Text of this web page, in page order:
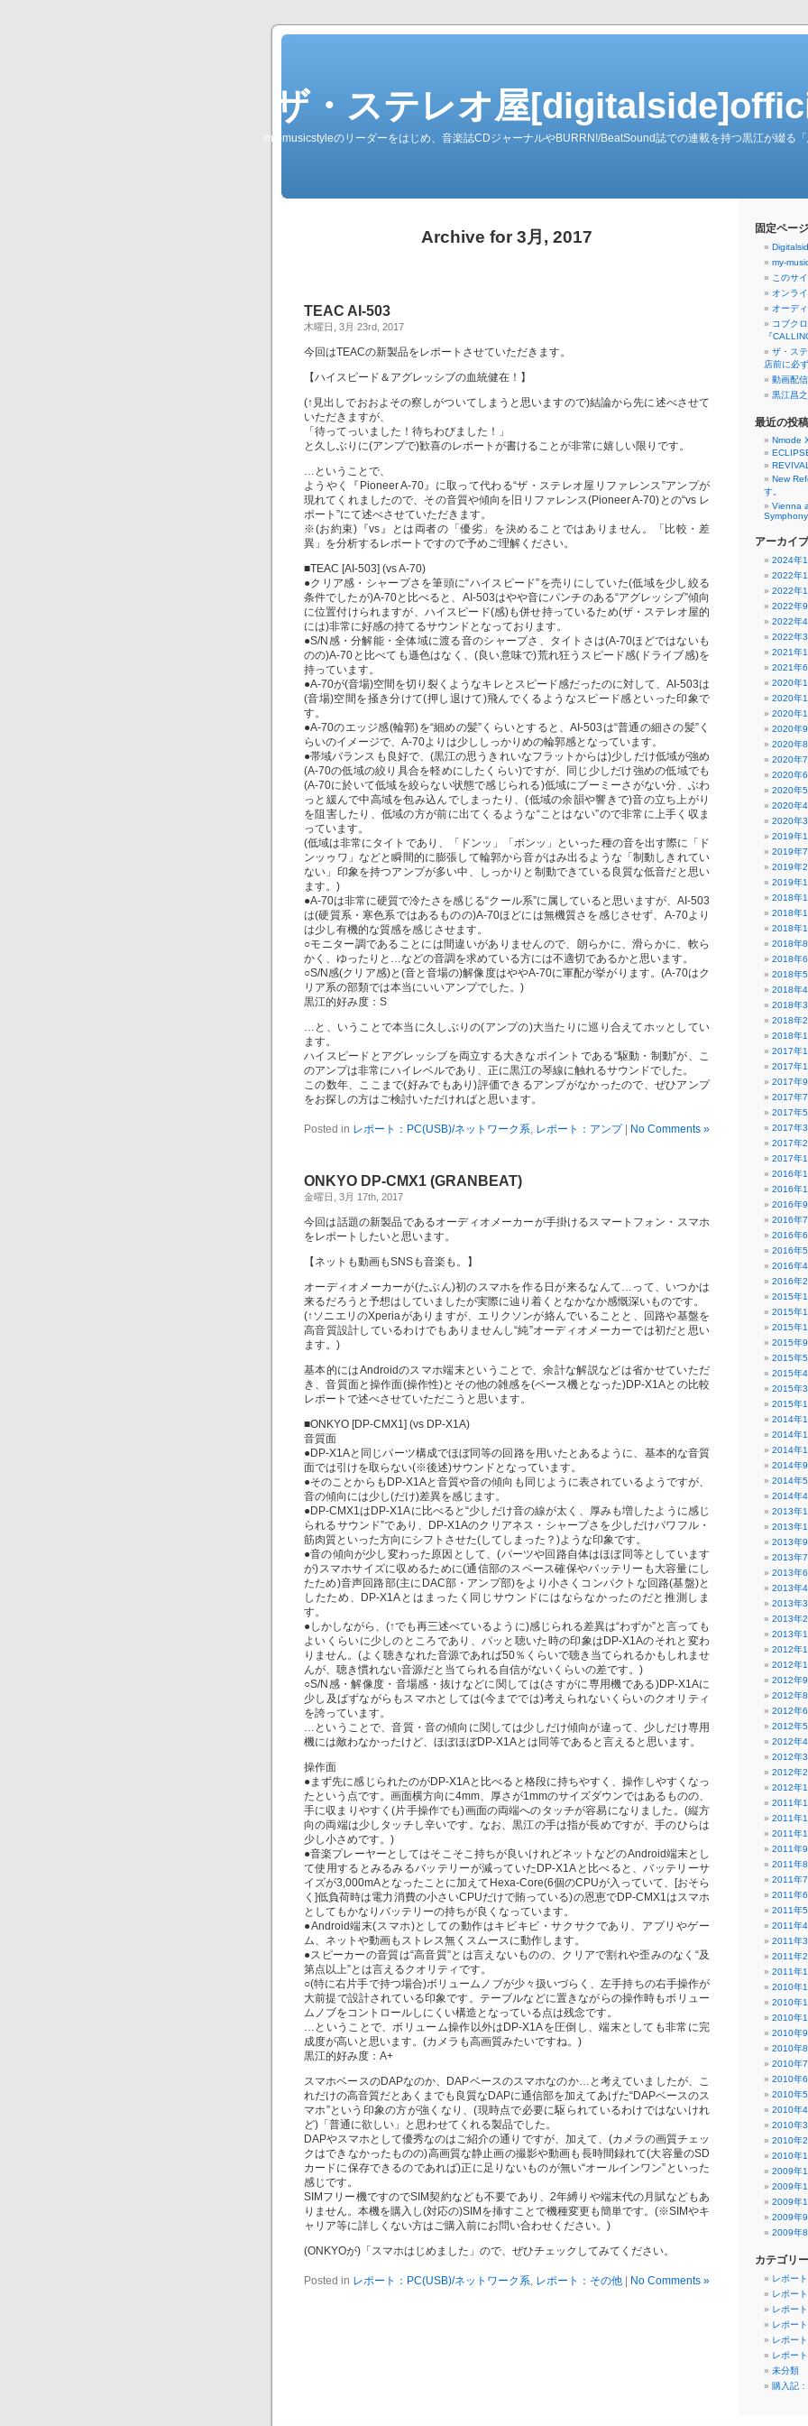
ザ・ステレオ屋
my-musicstyleのリーダーをはじめ、音楽誌CDジャーナルやBURRN!/BeatSound誌での連載を持つ黒江が綴る「
Archive for 3月, 2017
TEAC AI-503
木曜日, 3月 23rd, 2017
今回はTEACの新製品をレポートさせていただきます。
【ハイスピード＆アグレッシブの血統健在！】
(↑見出しでおおよその察しがついてしまうと思いますので)結論から先に述べさせて
いただきますが、
「待ってっいました！待ちわびました！」
と久しぶりに(アンプで)歓喜のレポートが書けることが非常に嬉しい限りです。
…ということで、
ようやく『Pioneer A-70』に取って代わる“ザ・ステレオ屋リファレンス”アンプが
現れてくれましたので、その音質や傾向を旧リファレンス(Pioneer A-70)との“vs レ
ポート”にて述べさせていただきます。
※(お約束)『vs』とは両者の「優劣」を決めることではありません。「比較・差
異」を分析するレポートですので予めご理解ください。
■TEAC [AI-503] (vs A-70)
●クリア感・シャープさを筆頭に“ハイスピード”を売りにしていた(低域を少し絞る
条件でしたが)A-70と比べると、AI-503はやや音にパンチのある“アグレッシブ”傾向
に位置付けられますが、ハイスピード(感)も併せ持っているため(ザ・ステレオ屋的
には)非常に好感の持てるサウンドとなっております。
●S/N感・分解能・全体域に渡る音のシャープさ、タイトさは(A-70ほどではないも
のの)A-70と比べても遜色はなく、(良い意味で)荒れ狂うスピード感(ドライブ感)を
持っています。
●A-70が(音場)空間を切り裂くようなキレとスピード感だったのに対して、AI-503は
(音場)空間を掻き分けて(押し退けて)飛んでくるようなスピード感といった印象で
す。
●A-70のエッジ感(輪郭)を“細めの髪”くらいとすると、AI-503は“普通の細さの髪”く
らいのイメージで、A-70よりは少ししっかりめの輪郭感となっています。
●帯域バランスも良好で、(黒江の思うきれいなフラットからは)少しだけ低域が強め
(A-70の低域の絞り具合を軽めにしたくらい)ですが、同じ少しだけ強めの低域でも
(A-70に於いて低域を絞らない状態で感じられる)低域にブーミーさがない分、ぶわ
っと緩んで中高域を包み込んでしまったり、(低域の余韻や響きで)音の立ち上がり
を阻害したり、低域の方が前に出てくるような“ことはない”ので非常に上手く収ま
っています。
(低域は非常にタイトであり、「ドンッ」「ボンッ」といった種の音を出す際に「ド
ンッゥワ」などと瞬間的に膨張して輪郭から音がはみ出るような「制動しきれてい
ない」印象を持つアンプが多い中、しっかりと制動できている良質な低音だと思い
ます。)
●A-70は非常に硬質で冷たさを感じる“クール系”に属していると思いますが、AI-503
は(硬質系・寒色系ではあるものの)A-70ほどには無機質さを感じさせず、A-70より
は少し有機的な質感を感じさせます。
○モニター調であることには間違いがありませんので、朗らかに、滑らかに、軟ら
かく、ゆったりと…などの音調を求めている方には不適切であるかと思います。
○S/N感(クリア感)と(音と音場の)解像度はややA-70に軍配が挙がります。(A-70はク
リア系の部類では本当にいいアンプでした。)
黒江的好み度：S
…と、いうことで本当に久しぶりの(アンプの)大当たりに巡り合えてホッとしてい
ます。
ハイスピードとアグレッシブを両立する大きなポイントである“駆動・制動”が、こ
のアンプは非常にハイレベルであり、正に黒江の琴線に触れるサウンドでした。
この数年、ここまで(好みでもあり)評価できるアンプがなかったので、ぜひアンプ
をお探しの方はご検討いただければと思います。
Posted in レポート：PC(USB)/ネットワーク系, レポート：アンプ| No Comments »
ONKYO DP-CMX1 (GRANBEAT)
金曜日, 3月 17th, 2017
今回は話題の新製品であるオーディオメーカーが手掛けるスマートフォン・スマホ
をレポートしたいと思います。
【ネットも動画もSNSも音楽も。】
オーディオメーカーが(たぶん)初のスマホを作る日が来るなんて…って、いつかは
来るだろうと予想はしていましたが実際に辿り着くとなかなか感慨深いものです。
(↑ソニエリのXperiaがありますが、エリクソンが絡んでいることと、回路や基盤を
高音質設計しているわけでもありませんし“純”オーディオメーカーでは初だと思い
ます。)
基本的にはAndroidのスマホ端末ということで、余計な解説などは省かせていただ
き、音質面と操作面(操作性)とその他の雑感を(ベース機となった)DP-X1Aとの比較
レポートで述べさせていただこうと思います。
■ONKYO [DP-CMX1] (vs DP-X1A)
音質面
●DP-X1Aと同じパーツ構成でほぼ同等の回路を用いたとあるように、基本的な音質
面では引けを取らない(※後述)サウンドとなっています。
●そのことからもDP-X1Aと音質や音の傾向も同じように表されているようですが、
音の傾向には少し(だけ)差異を感じます。
●DP-CMX1はDP-X1Aに比べると“少しだけ音の線が太く、厚みも増したように感じ
られるサウンド”であり、DP-X1Aのクリアネス・シャープさを少しだけパワフル・
筋肉質といった方向にシフトさせた(してしまった？)ような印象です。
●音の傾向が少し変わった原因として、(パーツや回路自体はほぼ同等としています
が)スマホサイズに収めるために(通信部のスペース確保やバッテリーも大容量にし
たため)音声回路部(主にDAC部・アンプ部)をより小さくコンパクトな回路(基盤)と
したため、DP-X1Aとはまったく同じサウンドにはならなかったのだと推測しま
す。
●しかしながら、(↑でも再三述べているように)感じられる差異は“わずか”と言っても
よいくらいに少しのところであり、パッと聴いた時の印象はDP-X1Aのそれと変わ
りません。(よく聴きなれた音源であれば50％くらいで聴き当てられるかもしれませ
んが、聴き慣れない音源だと当てられる自信がないくらいの差です。)
○S/N感・解像度・音場感・抜けなどに関しては(さすがに専用機である)DP-X1Aに
少し及ばずながらもスマホとしては(今まででは)考えられないくらいのクオリティ
を誇っています。
…ということで、音質・音の傾向に関しては少しだけ傾向が違って、少しだけ専用
機には敵わなかったけど、ほぼほぼDP-X1Aとは同等であると言えると思います。
操作面
●まず先に感じられたのがDP-X1Aと比べると格段に持ちやすく、操作しやすくなっ
たという点です。画面横方向に4mm、厚さが1mmのサイズダウンではあるものの、
手に収まりやすく(片手操作でも)画面の両端へのタッチが容易になりました。(縦方
向の両端は少しタッチし辛いです。なお、黒江の手は指が長めですが、手のひらは
少し小さめです。)
●音楽プレーヤーとしてはそこそこ持ちが良いけれどネットなどのAndroid端末とし
て使用するとみるみるバッテリーが減っていたDP-X1Aと比べると、バッテリーサ
イズが3,000mAとなったことに加えてHexa-Core(6個のCPUが入っていて、[おそら
く]低負荷時は電力消費の小さいCPUだけで賄っている)の恩恵でDP-CMX1はスマホ
としてもかなりバッテリーの持ちが良くなっています。
●Android端末(スマホ)としての動作はキビキビ・サクサクであり、アプリやゲー
ム、ネットや動画もストレス無くスムースに動作します。
●スピーカーの音質は“高音質”とは言えないものの、クリアで割れや歪みのなく“及
第点以上”とは言えるクオリティです。
○(特に右片手で持つ場合)ボリュームノブが少々扱いづらく、左手持ちの右手操作が
大前提で設計されている印象です。テーブルなどに置きながらの操作時もボリュー
ムノブをコントロールしにくい構造となっている点は残念です。
…ということで、ボリューム操作以外はDP-X1Aを圧倒し、端末としても非常に完
成度が高いと思います。(カメラも高画質みたいですね。)
黒江的好み度：A+
スマホベースのDAPなのか、DAPベースのスマホなのか…と考えていましたが、こ
れだけの高音質だとあくまでも良質なDAPに通信部を加えてあげた“DAPベースのス
マホ”という印象の方が強くなり、(現時点で必要に駆られているわけではないけれ
ど)「普通に欲しい」と思わせてくれる製品でした。
DAPやスマホとして優秀なのはご紹介の通りですが、加えて、(カメラの画質チェッ
クはできなかったものの)高画質な静止画の撮影や動画も長時間録れて(大容量のSD
カードに保存できるのであれば)正に足りないものが無い“オールインワン”といった
感じです。
SIMフリー機ですのでSIM契約なども不要であり、2年縛りや端末代の月賦などもあ
りません。本機を購入し(対応の)SIMを挿すことで機種変更も簡単です。(※SIMやキ
ャリア等に詳しくない方はご購入前にお問い合わせください。)
(ONKYOが)「スマホはじめました」ので、ぜひチェックしてみてください。
Posted in レポート：PC(USB)/ネットワーク系, レポート：その他 No Comments »
固定ページ
my-
このサ
オンラ
オーデ
コブク
『
ザ・ス
店前に必
動画配
黒江昌
最近の投稿
Nmode
New
す。
Vienna
アーカイブ
2024年
2022年
2022年
2022年9
2022年4
2022年3
2021年
2021年6
2020年
2020年
2020年
2020年9
2020年8
2020年7
2020年6
2020年5
2020年4
2020年3
2019年
2019年7
2019年2
2019年1
2018年
2018年
2018年
2018年8
2018年6
2018年5
2018年4
2018年3
2018年2
2018年1
2017年
2017年
2017年9
2017年7
2017年5
2017年3
2017年2
2017年1
2016年
2016年
2016年9
2016年7
2016年6
2016年5
2016年4
2016年2
2015年
2015年
2015年
2015年9
2015年5
2015年4
2015年3
2015年1
2014年
2014年
2014年
2014年9
2014年5
2014年4
2013年
2013年
2013年9
2013年7
2013年6
2013年4
2013年3
2013年2
2013年1
2012年
2012年
2012年9
2012年8
2012年6
2012年5
2012年4
2012年3
2012年2
2012年1
2011年
2011年
2011年
2011年9
2011年8
2011年7
2011年6
2011年5
2011年4
2011年3
2011年2
2011年1
2010年
2010年
2010年
2010年9
2010年8
2010年7
2010年6
2010年5
2010年4
2010年3
2010年2
2010年1
2009年
2009年
2009年
2009年9
2009年8
カテゴリー
レポー
レポー
レポー
レポー
レポー
レポー
未分類
購入記